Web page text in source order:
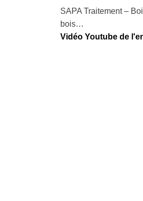
SAPA Traitement –
bois…
Vidéo Youtube de